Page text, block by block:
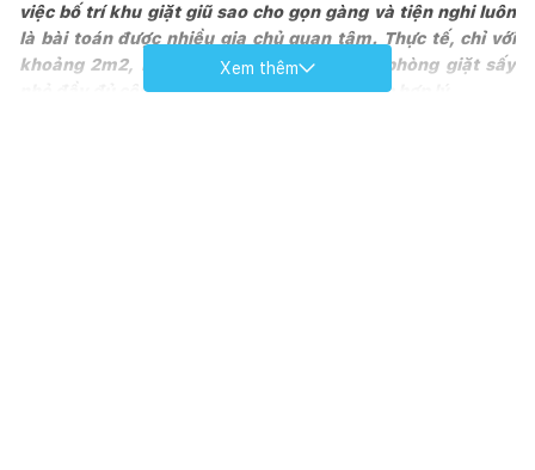
việc bố trí khu giặt giũ sao cho gọn gàng và tiện nghi luôn
là bài toán được nhiều gia chủ quan tâm. Thực tế, chỉ với
khoảng 2m2, bạn vẫn có thể sở hữu một phòng giặt sấy
nhỏ đầy đủ công năng nếu biết cách sắp xếp hợp lý.
Xem thêm